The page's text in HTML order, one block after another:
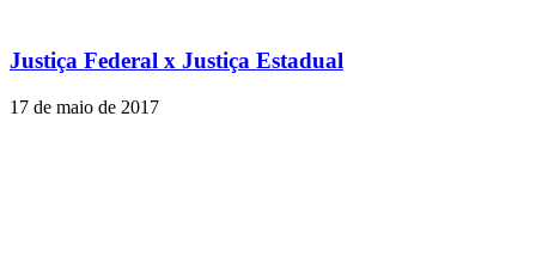
Justiça Federal x Justiça Estadual
17 de maio de 2017